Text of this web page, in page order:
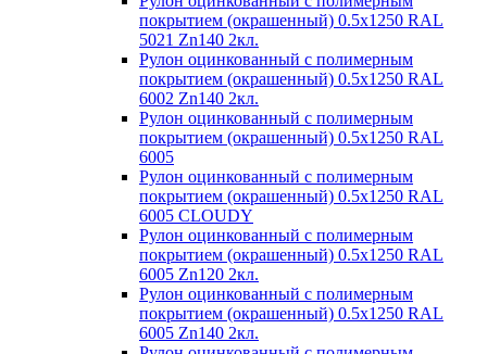
покрытием (окрашенный) 0.5x1250 RAL
5021 Zn140 2кл.
Рулон оцинкованный с полимерным
покрытием (окрашенный) 0.5x1250 RAL
6002 Zn140 2кл.
Рулон оцинкованный с полимерным
покрытием (окрашенный) 0.5x1250 RAL
6005
Рулон оцинкованный с полимерным
покрытием (окрашенный) 0.5x1250 RAL
6005 CLOUDY
Рулон оцинкованный с полимерным
покрытием (окрашенный) 0.5x1250 RAL
6005 Zn120 2кл.
Рулон оцинкованный с полимерным
покрытием (окрашенный) 0.5x1250 RAL
6005 Zn140 2кл.